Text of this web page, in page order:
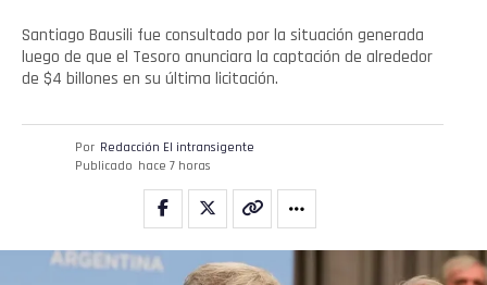
Santiago Bausili fue consultado por la situación generada
luego de que el Tesoro anunciara la captación de alrededor
de $4 billones en su última licitación.
Por Redacción El intransigente
Publicado hace 7 horas